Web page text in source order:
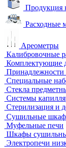
Аналитичесике
Аспираторы
Продукция
Расходные